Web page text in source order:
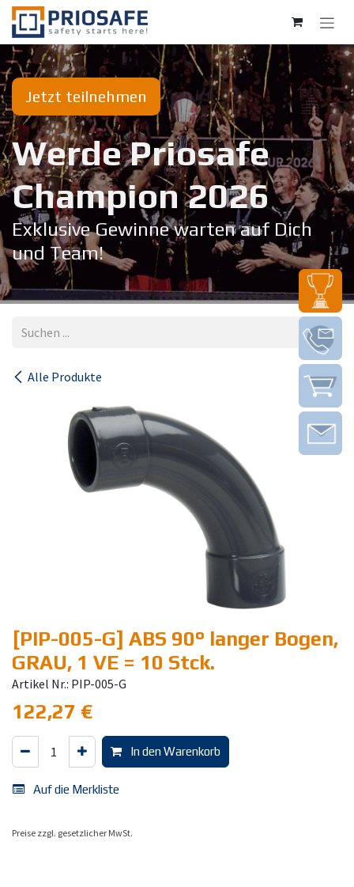
Zum Inhalt springen
Jetzt teilnehmen
Werde Priosafe
Champion 20​26
Exklusive Gewinne warten auf Dich
und Team!
Alle Produkte
[PIP-005-G] ABS 90° langer Bogen,
GRAU, 1 VE = 10 Stck.
Artikel Nr.: PIP-005-G
122,27 €
In den Warenkorb
Auf die Merkliste
Preise zzgl. gesetzlicher MwSt.